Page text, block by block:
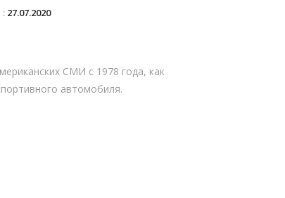
: 27.07.2020
СМИ с 1978 года, как
автомобиля.